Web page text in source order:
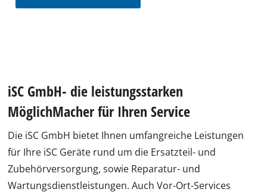
iSC GmbH- die leistungsstarken
MöglichMacher für Ihren Service
Die iSC GmbH bietet Ihnen umfangreiche Leistungen
für Ihre iSC Geräte rund um die Ersatzteil- und
Zubehörversorgung, sowie Reparatur- und
Wartungsdienstleistungen. Auch Vor-Ort-Services